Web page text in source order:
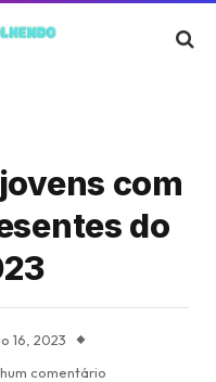
com
do
16, 2023
comentário